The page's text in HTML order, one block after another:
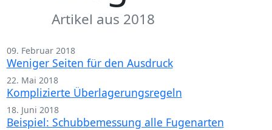
Artikel aus 2018
09. Februar 2018
Weniger Seiten für den Ausdruck
22. Mai 2018
Komplizierte Überlagerungsregeln
18. Juni 2018
Beispiel: Schubbemessung alle Fugenarten